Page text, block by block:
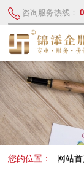
咨询服务热线：
您的位置： 网站